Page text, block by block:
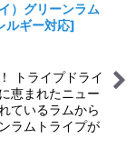
）グリーンラム
ルギー対応]
トライプドライ
恵まれたニュー
ているラムから
ラムトライプが